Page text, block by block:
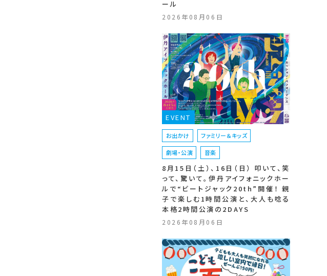
ール
2026年08月06日
EVENT
お出かけ ファミリー＆キッズ
劇場・公演 音楽
8月15日（土）、16日（日） 叩いて、笑
って、驚いて。伊丹アイフォニックホー
ルで“ビートジャック20th”開催！ 親
子で楽しむ1時間公演と、大人も唸る
本格2時間公演の2DAYS
2026年08月06日